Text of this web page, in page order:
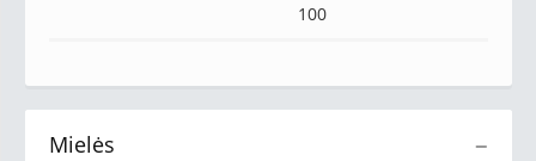
100
−
Mielės